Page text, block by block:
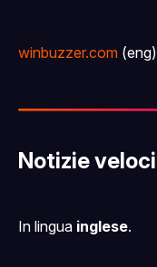
winbuzzer.com (eng)
Notizie veloci
In lingua inglese.